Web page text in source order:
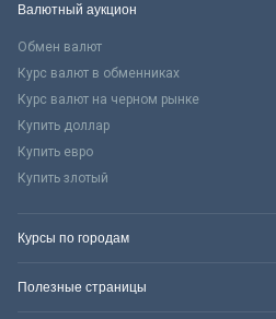
Валютный аукцион
Обмен валют
Курс валют в обменниках
Курс валют на черном рынке
Купить доллар
Купить евро
Купить злотый
Курсы по городам
Полезные страницы